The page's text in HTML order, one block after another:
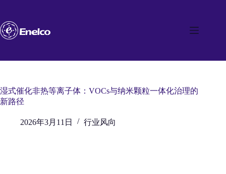
内
容
湿式催化非热等离子体：VOCs与纳米颗粒一体化治理的
新路径
2026年3月11日 行业风向